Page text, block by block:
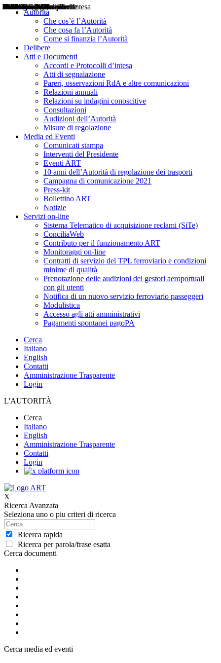
Autorità
Che cos’è l’Autorità
Che cosa fa l’Autorità
Come si finanzia l’Autorità
Delibere
Atti e Documenti
Accordi e Protocolli d’intesa
Atti di segnalazione
Pareri, osservazioni RdA e altre comunicazioni
Relazioni annuali
Relazioni su indagini conoscitive
Consultazioni
Audizioni dell’Autorità
Misure di regolazione
Media ed Eventi
Comunicati stampa
Interventi del Presidente
Eventi ART
10 anni dell’Autorità di regolazione dei trasporti
Campagna di comunicazione 2021
Press-kit
Bollettino ART
Notizie
Servizi on-line
Sistema Telematico di acquisizione reclami (SiTe)
ConciliaWeb
Contributo per il funzionamento ART
Monitoraggi on-line
Contratti di servizio del TPL ferroviario e condizioni
minime di qualità
Prenotazione delle audizioni dei gestori aeroportuali
con gli utenti
Notifica di un nuovo servizio ferroviario passeggeri
Modulistica
Accesso agli atti amministrativi
Pagamenti spontanei pagoPA
Cerca
Italiano
English
Contatti
Amministrazione Trasparente
Login
L'AUTORITÀ
Cerca
Italiano
English
Amministrazione Trasparente
Contatti
Login
X
Ricerca Avanzata
Seleziona uno o piu criteri di ricerca
Ricerca rapida
Ricerca per parola/frase esatta
Cerca documenti
Delibere
Pareri
Consultazioni
Audizioni
Atti di Segnalazione
Accordi e Protocolli d'Intesa
Relazioni annuali
Misure di regolazione
Cerca media ed eventi
Notizie
Comunicati Stampa
Bollettini ART
Convegni ART
Interviste del Presidente
Articoli in primo piano
Interventi del Presidente
2004
2005
2010
2013
2014
2015
2016
2017
2018
2019
202
2020
2021
2022
2023
2024
2025
2026
Aereo
Marittimo
Terrestre